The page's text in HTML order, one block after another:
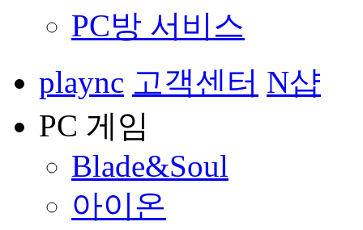
PC방 서비스
plaync 고객센터 N샵
PC 게임
Blade&Soul
아이온